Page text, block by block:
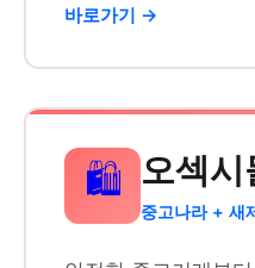
바로가기 →
🛍️ 오섹시
중고나라 + 새